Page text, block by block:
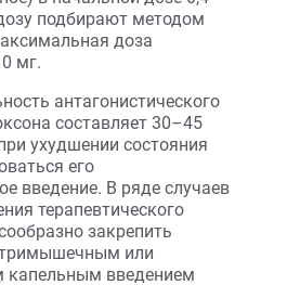
подбирают методом
доза
мг.
антагонистического
составляет 30–45
ухудшении состояния
его
введение. В ряде случаев
терапевтического
закрепить
или
капельным введением